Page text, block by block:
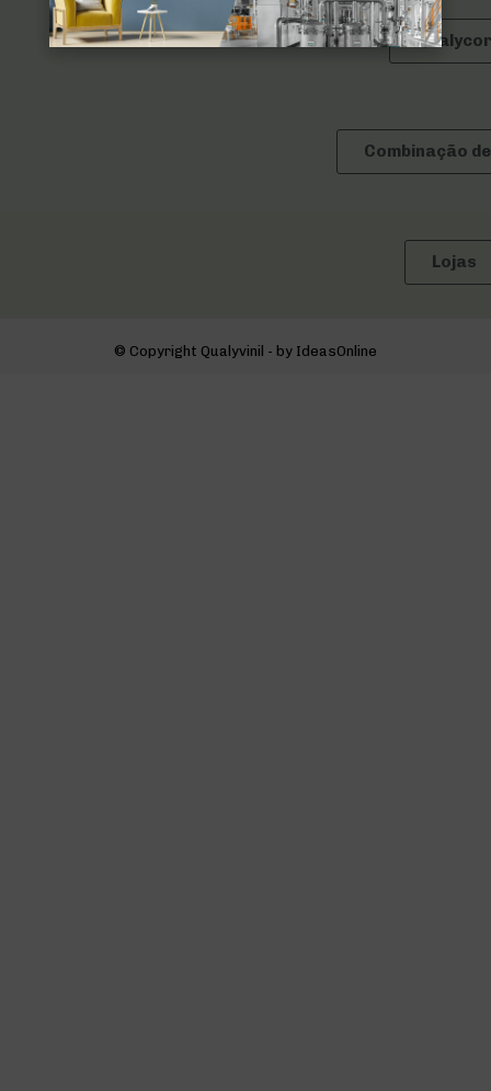
Qualycor
Combinação
Lojas
© Copyright Qualyvinil - by IdeasOnline